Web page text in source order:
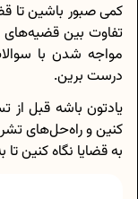
کمی صبور باشین تا
تفاوت بین قضیه‌های
مواجه شدن با
درست برین.
یادتون باشه قبل
کنین و راه‌حل‌های
به قضایا نگاه کنین